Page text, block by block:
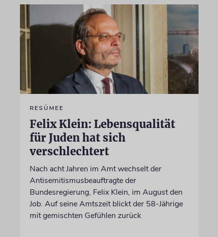
RESÜMEE
Felix Klein: Lebensqualität
für Juden hat sich
verschlechtert
Nach acht Jahren im Amt wechselt der
Antisemitismusbeauftragte der
Bundesregierung, Felix Klein, im August den
Job. Auf seine Amtszeit blickt der 58-Jährige
mit gemischten Gefühlen zurück